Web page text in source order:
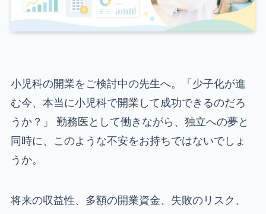
小児科の開業をご検討中の先生へ。「少子化が進
む今、本当に小児科で開業して成功できるのだろ
うか？」 勤務医として働きながら、独立への夢と
同時に、このような不安をお持ちではないでしょ
うか。
将来の収益性、多額の開業資金、失敗のリスク、